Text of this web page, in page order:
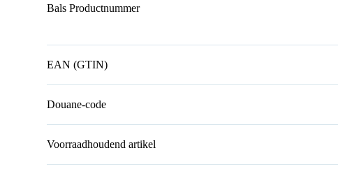
Bals Productnummer
EAN (GTIN)
Douane-code
Voorraadhoudend artikel